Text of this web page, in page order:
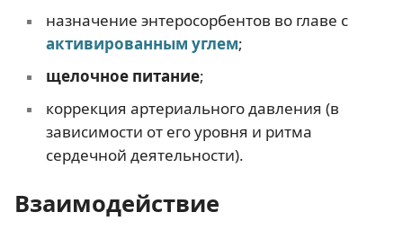
назначение энтеросорбентов во главе с
активированным углем;
щелочное питание;
коррекция артериального давления (в
зависимости от его уровня и ритма
сердечной деятельности).
Взаимодействие